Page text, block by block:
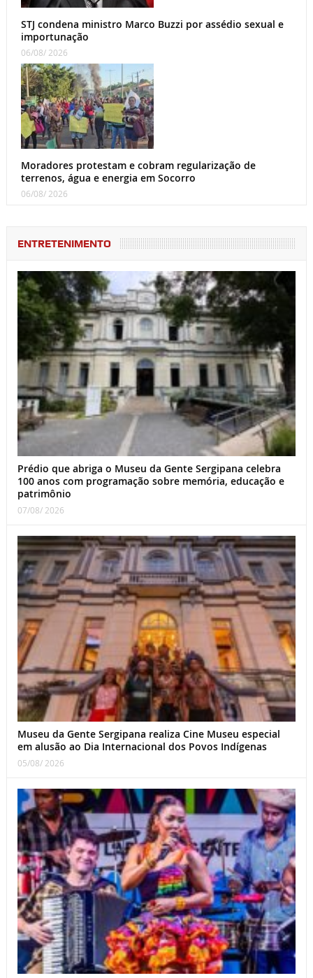
STJ condena ministro Marco Buzzi por assédio sexual e
importunação
06/08/ 2026
Moradores protestam e cobram regularização de
terrenos, água e energia em Socorro
06/08/ 2026
ENTRETENIMENTO
Prédio que abriga o Museu da Gente Sergipana celebra
100 anos com programação sobre memória, educação e
patrimônio
07/08/ 2026
Museu da Gente Sergipana realiza Cine Museu especial
em alusão ao Dia Internacional dos Povos Indígenas
05/08/ 2026